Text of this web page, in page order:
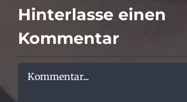
Hinterlasse einen
Kommentar
Kommentar